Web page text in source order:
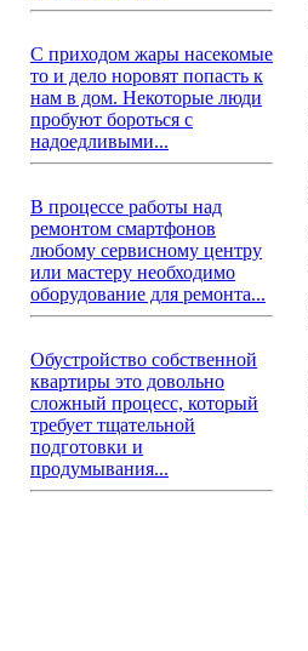
С приходом жары насекомые
то и дело норовят попасть к
нам в дом. Некоторые люди
пробуют бороться с
надоедливыми...
В процессе работы над
ремонтом смартфонов
любому сервисному центру
или мастеру необходимо
оборудование для ремонта...
Обустройство собственной
квартиры это довольно
сложный процесс, который
требует тщательной
подготовки и
продумывания...